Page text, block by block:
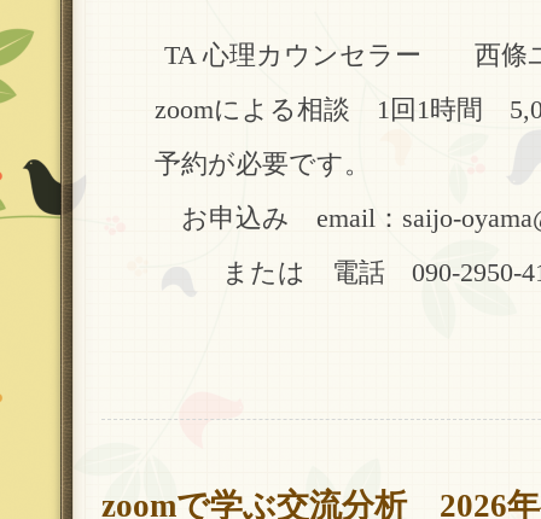
TA 心理カウンセラー 西條
zoomによる相談 1回1時間
予約が必要です。
お申込み email：saijo-
または 電話 090-2950-
zoomで学ぶ交流分析 2026